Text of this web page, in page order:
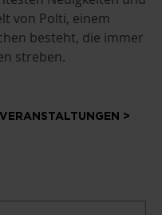
von Polti, einem
besteht, die immer
streben.
VERANSTALTUNGEN >